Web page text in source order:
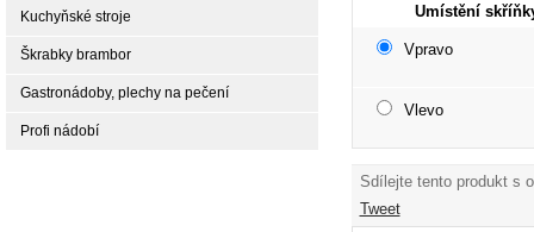
Umístění
Vpravo
Vlevo
Sdílejte tento produkt s
Tweet
Kuchyňské stroje
Škrabky brambor
Gastronádoby, plechy na pečení
Profi nádobí